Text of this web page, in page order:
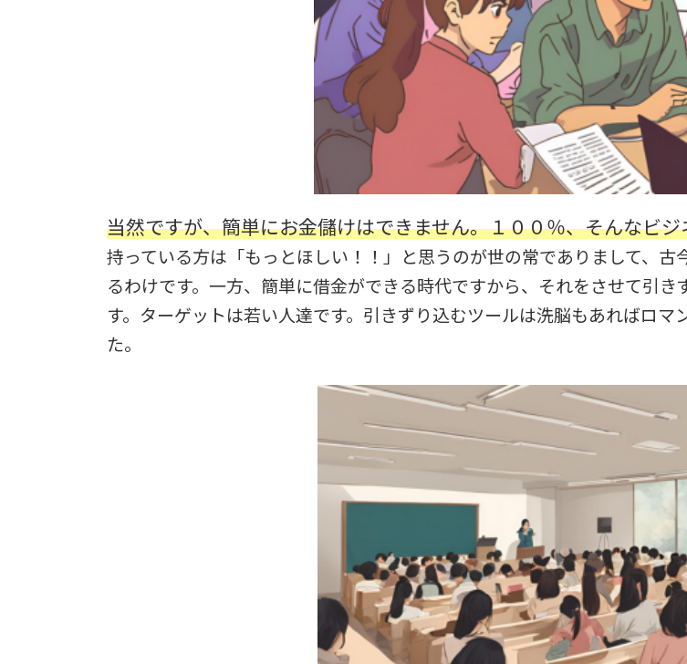
当然ですが、簡単にお金儲けはできません。１００％、そんなビ
持っている方は「もっとほしい！！」と思うのが世の常でありまして、
るわけです。一方、簡単に借金ができる時代ですから、それをさせて引
す。ターゲットは若い人達です。引きずり込むツールは洗脳もあればロ
た。